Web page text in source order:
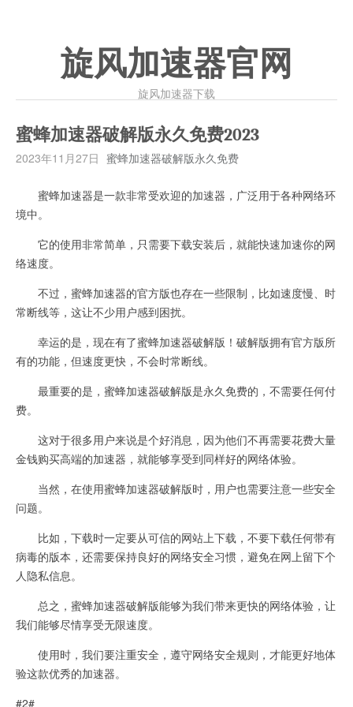
旋风加速器官网
旋风加速器下载
蜜蜂加速器破解版永久免费2023
2023年11月27日 蜜蜂加速器破解版永久免费
蜜蜂加速器是一款非常受欢迎的加速器，广泛用于各种网络环
境中。
它的使用非常简单，只需要下载安装后，就能快速加速你的网
络速度。
不过，蜜蜂加速器的官方版也存在一些限制，比如速度慢、时
常断线等，这让不少用户感到困扰。
幸运的是，现在有了蜜蜂加速器破解版！破解版拥有官方版所
有的功能，但速度更快，不会时常断线。
最重要的是，蜜蜂加速器破解版是永久免费的，不需要任何付
费。
这对于很多用户来说是个好消息，因为他们不再需要花费大量
金钱购买高端的加速器，就能够享受到同样好的网络体验。
当然，在使用蜜蜂加速器破解版时，用户也需要注意一些安全
问题。
比如，下载时一定要从可信的网站上下载，不要下载任何带有
病毒的版本，还需要保持良好的网络安全习惯，避免在网上留下个
人隐私信息。
总之，蜜蜂加速器破解版能够为我们带来更快的网络体验，让
我们能够尽情享受无限速度。
使用时，我们要注重安全，遵守网络安全规则，才能更好地体
验这款优秀的加速器。
#2#